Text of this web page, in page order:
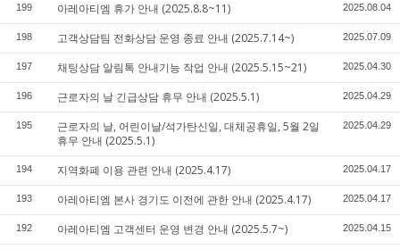
199 아레아티엠 휴가 안내 (2025.8.8~11) 2025.08.04
198 고객상담팀 전화상담 운영 종료 안내 (2025.7.14~) 2025.07.09
197 채팅상담 알림톡 안내기능 작업 안내 (2025.5.15~21) 2025.04.30
196 근로자의 날 긴급상담 휴무 안내 (2025.5.1) 2025.04.29
195
근로자의 날, 어린이날/석가탄신일, 대체공휴일, 5월 2일
휴무 안내 (2025.5.1)
2025.04.29
194 지역화폐 이용 관련 안내 (2025.4.17) 2025.04.17
193 아레아티엠 본사 경기도 이전에 관한 안내 (2025.4.17) 2025.04.17
192 아레아티엠 고객센터 운영 변경 안내 (2025.5.7~) 2025.04.15